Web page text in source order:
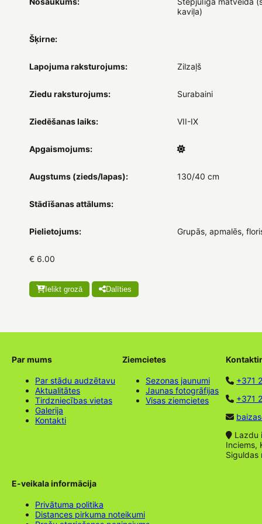
kaviļa)
Šķirne:
Lapojuma raksturojums: Zilzaļš
Ziedu raksturojums: Surabaini
Ziedēšanas laiks: VII-IX
Apgaismojums:
Augstums (zieds/lapas): 130/40 cm
Stādīšanas attālums:
Pielietojums: Grupās, apmalēs,
€ 6.00
Ielikt grozā Dalīties
Par mums
Par stādu audzētavu
Aktualitātes
Tirdzniecības vietas
Galerija
Kontakti
Ziemcietes
Sezonas jaunumi
Jaunas fotogrāfijas
Visas ziemcietes
+371
+371
Lazdu
Inciems,
Siguldas
E-veikala informācija
Privātuma politika
Distances pirkuma noteikumi